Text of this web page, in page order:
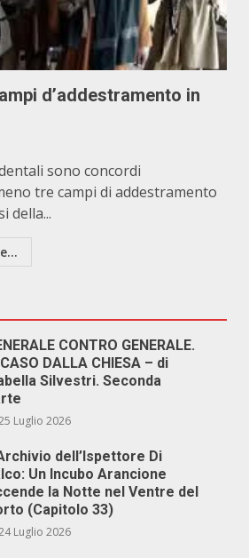
d’addestramento in
sono concordi
tre campi di addestramento
della...
CONTRO GENERALE.
DALLA CHIESA – di
Silvestri. Seconda
Luglio 2026
dell’Ispettore Di
Un Incubo Arancione
la Notte nel Ventre del
(Capitolo 33)
Luglio 2026